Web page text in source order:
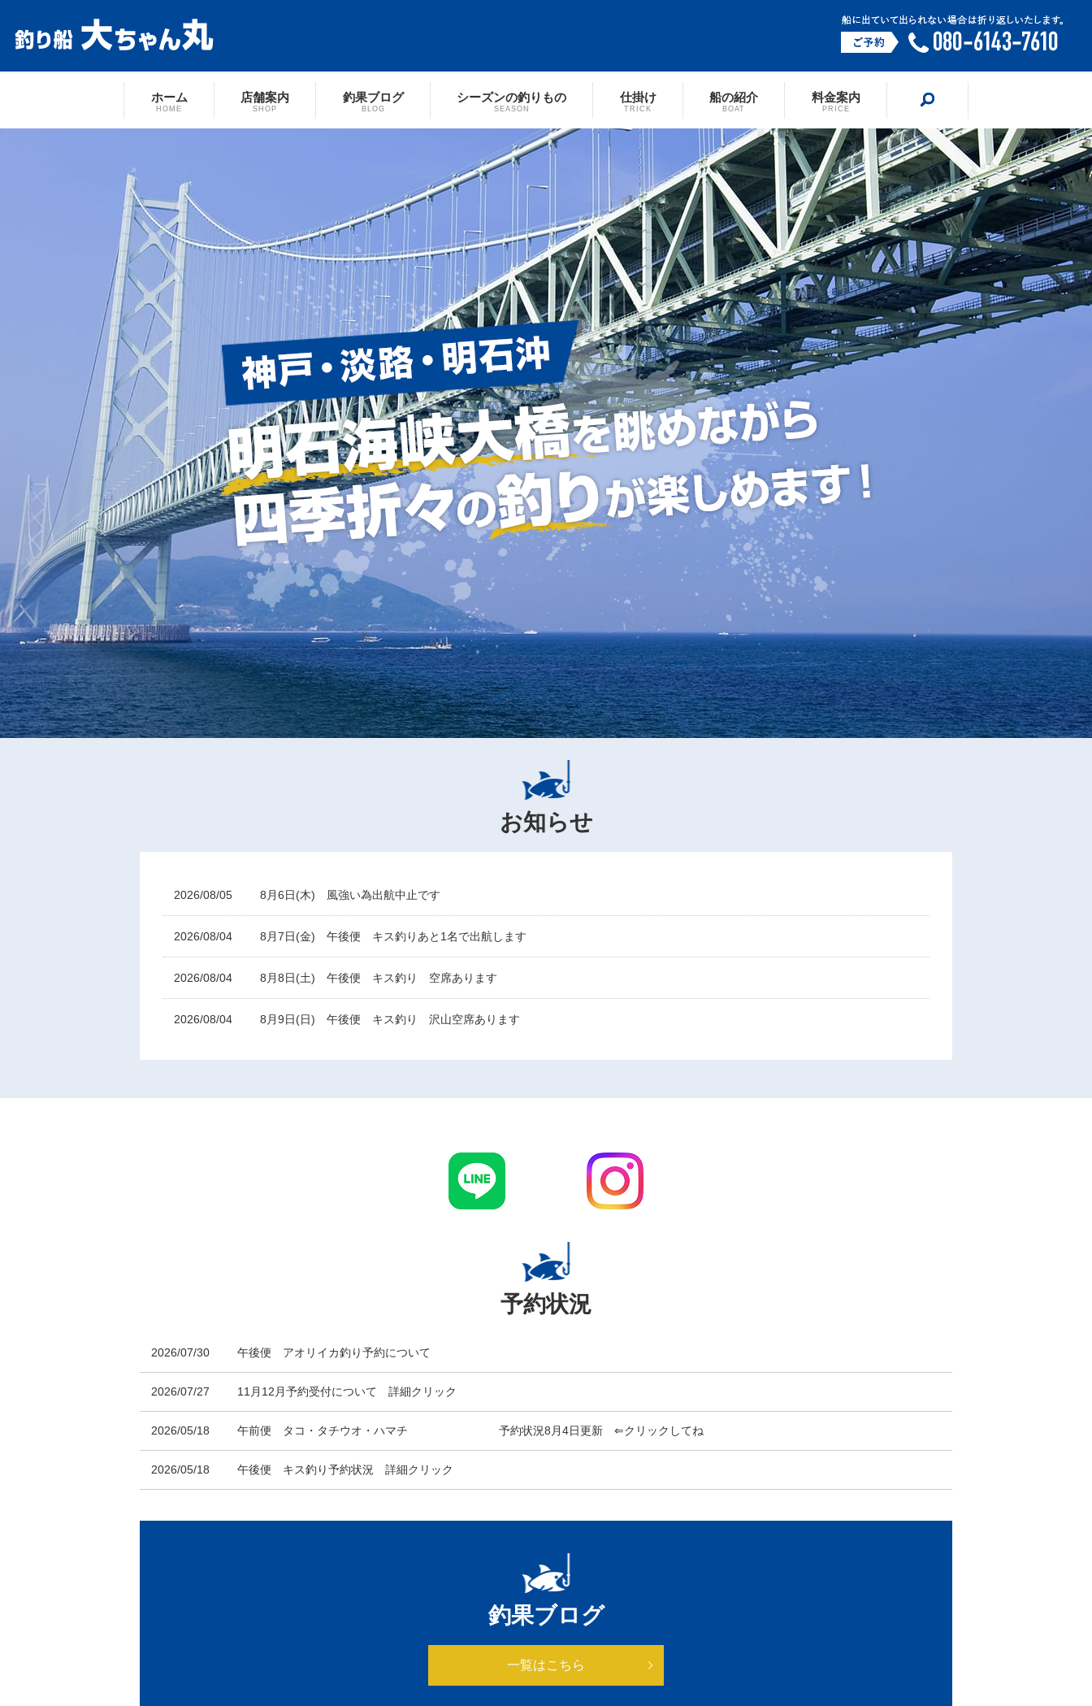
ホーム
HOME
店舗案内
SHOP
釣果ブログ
BLOG
シーズンの釣りもの
SEASON
仕掛け
TRICK
船の紹介
BOAT
料金案内
PRICE
お知らせ
2026/08/05 8月6日(木) 風強い為出航中止です
2026/08/04 8月7日(金) 午後便 キス釣りあと1名で出航します
2026/08/04 8月8日(土) 午後便 キス釣り 空席あります
2026/08/04 8月9日(日) 午後便 キス釣り 沢山空席あります
2026/08/04 8月1０日(月) 午後便 キス釣り 空席あります
予約状況
2026/07/30 午後便 アオリイカ釣り予約について
2026/07/27 11月12月予約受付について 詳細クリック
2026/05/18 午前便 タコ・タチウオ・ハマチ 予約状況8月4日更新 ⇐クリックしてね
2026/05/18 午後便 キス釣り予約状況 詳細クリック
釣果ブログ
一覧はこちら